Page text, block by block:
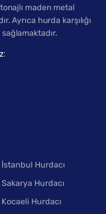
maden metal
Ayrıca hurda karşılığı
İstanbul Hurdacı
Sakarya Hurdacı
Kocaeli Hurdacı